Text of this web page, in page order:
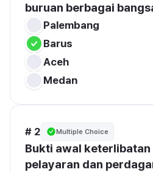
buruan berbagai
Palembang
Barus
Aceh
Medan
# 2 Multiple Choice
Bukti awal
pelayaran dan